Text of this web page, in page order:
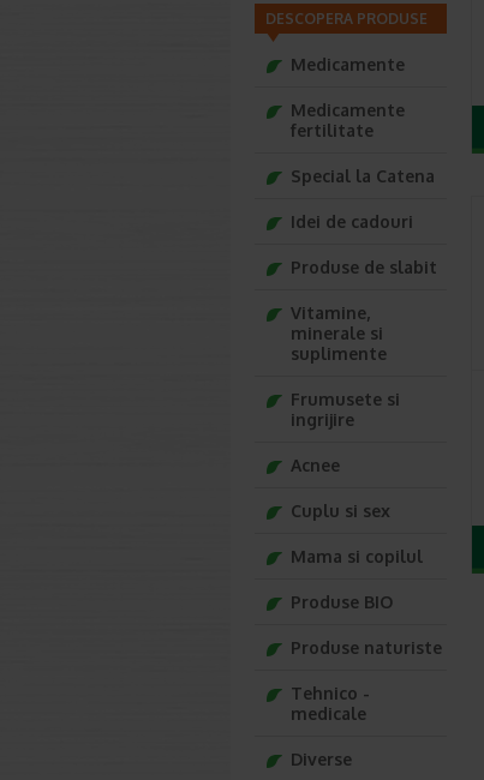
DESCOPERA PRODUSE
Medicamente
Medicamente
fertilitate
Special la Catena
Idei de cadouri
Produse de slabit
Vitamine,
minerale si
suplimente
Frumusete si
ingrijire
Acnee
Cuplu si sex
Mama si copilul
Produse BIO
Produse naturiste
Tehnico -
medicale
Diverse